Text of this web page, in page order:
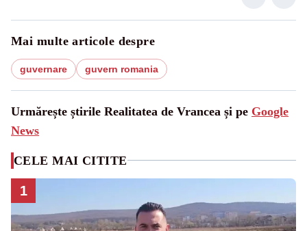
Mai multe articole despre
guvernare guvern romania
Urmărește știrile Realitatea de Vrancea și pe Google
News
CELE MAI CITITE
1